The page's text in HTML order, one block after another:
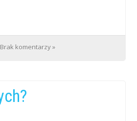
Brak komentarzy »